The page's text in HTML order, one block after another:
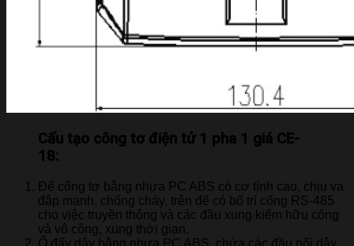
Cấu tạo công tơ điện tử 1 pha 1 giá CE-
18:
Đế công tơ bằng nhựa PC ABS có cơ tính cao, chịu va
đập mạnh, chống cháy, trên đế có bố trí cổng RS-485
cho việc truyền thông và các đầu xung kiểm hữu công
và vô công, xung thời gian.